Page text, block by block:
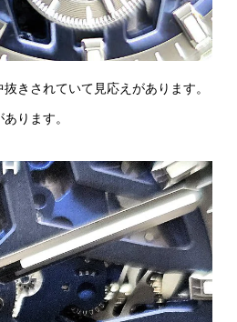
きされていて見応えがあります。
ります。